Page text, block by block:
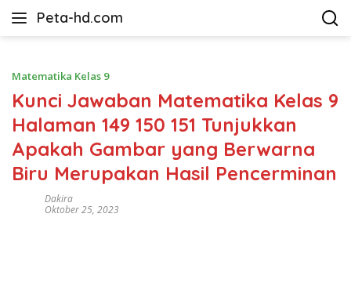
Peta-hd.com
Kumpulan
HD
Matematika Kelas 9
Kunci Jawaban Matematika Kelas 9
Halaman 149 150 151 Tunjukkan
Apakah Gambar yang Berwarna
Biru Merupakan Hasil Pencerminan
Dakira
Oktober 25, 2023